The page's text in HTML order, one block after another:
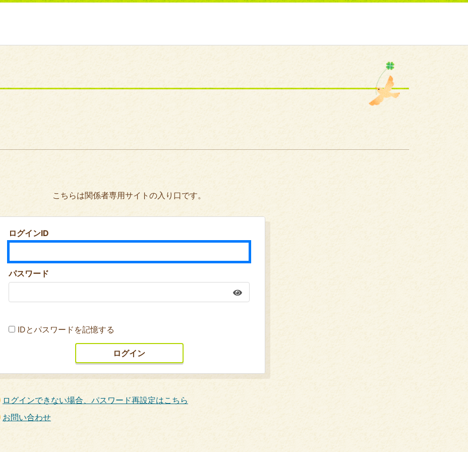
こちらは関係者専用サイトの入り口です。
ログインID
パスワード
IDとパスワードを記憶する
ログインできない場合、パスワード再設定はこちら
お問い合わせ